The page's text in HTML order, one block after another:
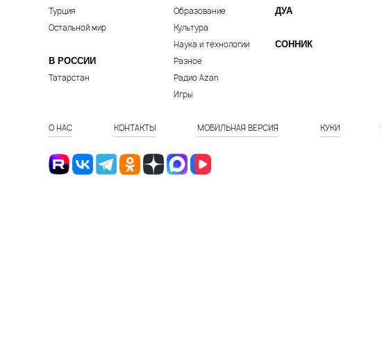
Турция
Остальной мир
В РОССИИ
Татарстан
Образование
Культура
Наука и технологии
Разное
Радио Azan
Игры
ДУА
СОННИК
О НАС КОНТАКТЫ МОБИЛЬНАЯ ВЕРСИЯ КУКИ